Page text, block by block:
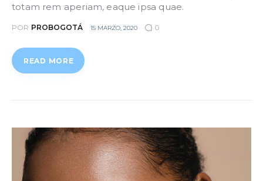
totam rem aperiam, eaque ipsa quae.
POR PROBOGOTÁ 15 MARZO, 2020 0
READ MORE